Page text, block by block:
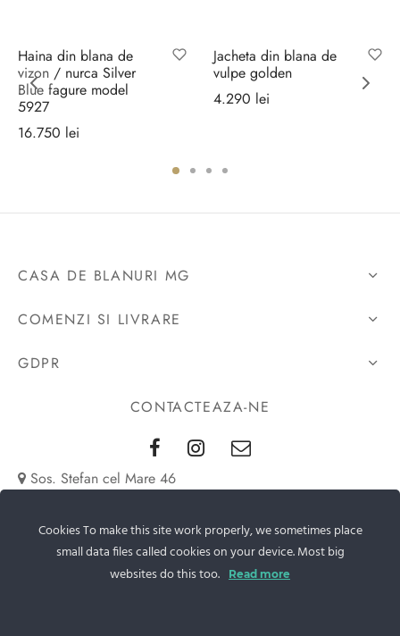
Haina din blana de
vizon / nurca Silver
Blue fagure model
5927
16.750 lei
Jacheta din blana de
vulpe golden
4.290 lei
CASA DE BLANURI MG
COMENZI SI LIVRARE
GDPR
CONTACTEAZA-NE
Sos. Stefan cel Mare 46
bianca@blana.ro
Cookies To make this site work properly, we sometimes place
small data files called cookies on your device. Most big
websites do this too.
Read more